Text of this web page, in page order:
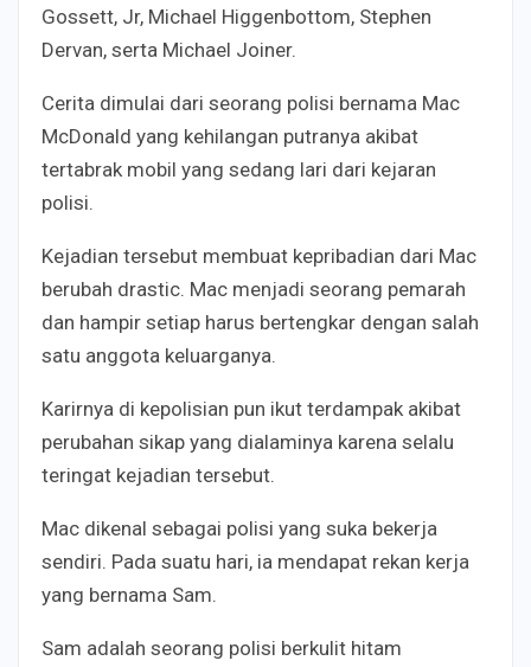
Gossett, Jr, Michael Higgenbottom, Stephen
Dervan, serta Michael Joiner.
Cerita dimulai dari seorang polisi bernama Mac
McDonald yang kehilangan putranya akibat
tertabrak mobil yang sedang lari dari kejaran
polisi.
Kejadian tersebut membuat kepribadian dari Mac
berubah drastic. Mac menjadi seorang pemarah
dan hampir setiap harus bertengkar dengan salah
satu anggota keluarganya.
Karirnya di kepolisian pun ikut terdampak akibat
perubahan sikap yang dialaminya karena selalu
teringat kejadian tersebut.
Mac dikenal sebagai polisi yang suka bekerja
sendiri. Pada suatu hari, ia mendapat rekan kerja
yang bernama Sam.
Sam adalah seorang polisi berkulit hitam